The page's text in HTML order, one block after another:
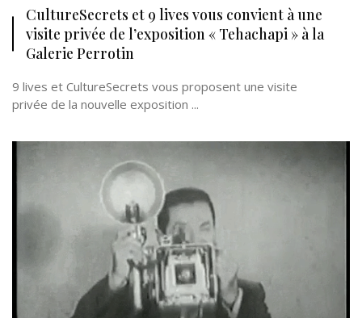
CultureSecrets et 9 lives vous convient à une
visite privée de l’exposition « Tehachapi » à la
Galerie Perrotin
9 lives et CultureSecrets vous proposent une visite
privée de la nouvelle exposition ...